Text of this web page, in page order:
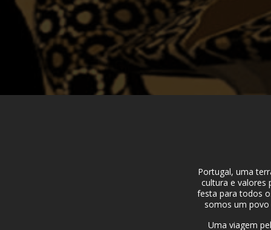
Portugal, uma
cultura e valores
festa para todos
somos um
Uma viagem